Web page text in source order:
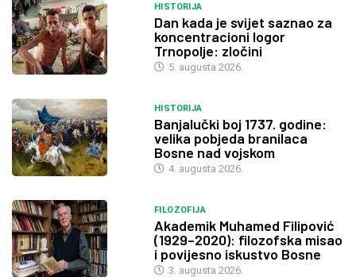
HISTORIJA
Dan kada je svijet saznao za
koncentracioni logor
Trnopolje: zločini
5. augusta 2026.
HISTORIJA
Banjalučki boj 1737. godine:
velika pobjeda branilaca
Bosne nad vojskom
4. augusta 2026.
FILOZOFIJA
Akademik Muhamed Filipović
(1929–2020): filozofska misao
i povijesno iskustvo Bosne
3. augusta 2026.